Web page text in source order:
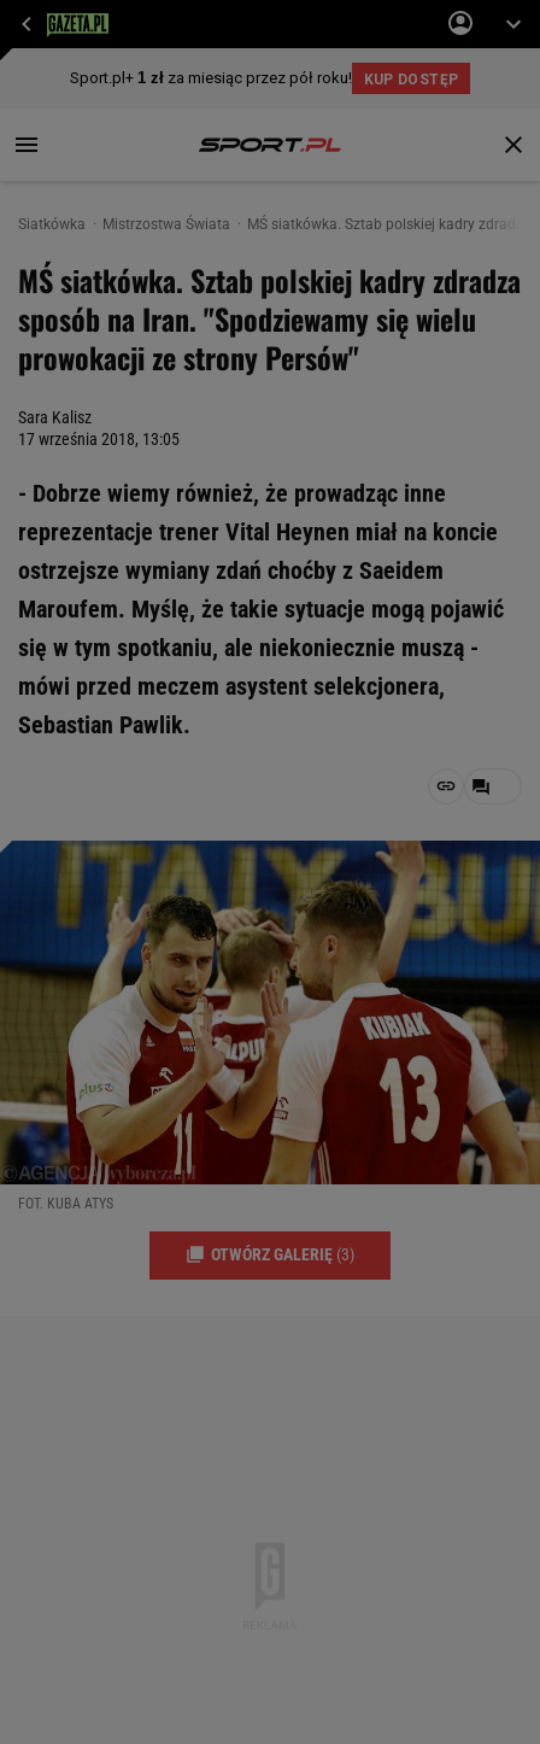
Siatkówka Mistrzostwa Świata MŚ siatkówka. Sztab polskiej kadry
MŚ siatkówka. Sztab polskiej kadry zdradza
sposób na Iran. "Spodziewamy się wielu
prowokacji ze strony Persów"
Sara Kalisz
17 września 2018, 13:05
- Dobrze wiemy również, że prowadząc inne
reprezentacje trener Vital Heynen miał na koncie
ostrzejsze wymiany zdań choćby z Saeidem
Maroufem. Myślę, że takie sytuacje mogą pojawić
się w tym spotkaniu, ale niekoniecznie muszą -
mówi przed meczem asystent selekcjonera,
Sebastian Pawlik.
FOT. KUBA ATYS
OTWÓRZ GALERIĘ (3)